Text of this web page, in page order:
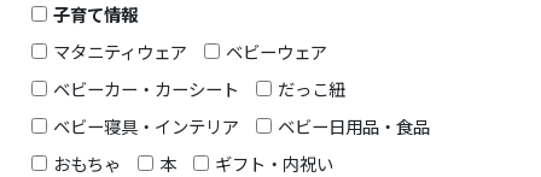
子育て情報
マタニティウェア
ベビーウェア
ベビーカー・カーシート
だっこ紐
ベビー寝具・インテリア
ベビー日用品・食品
おもちゃ
本
ギフト・内祝い